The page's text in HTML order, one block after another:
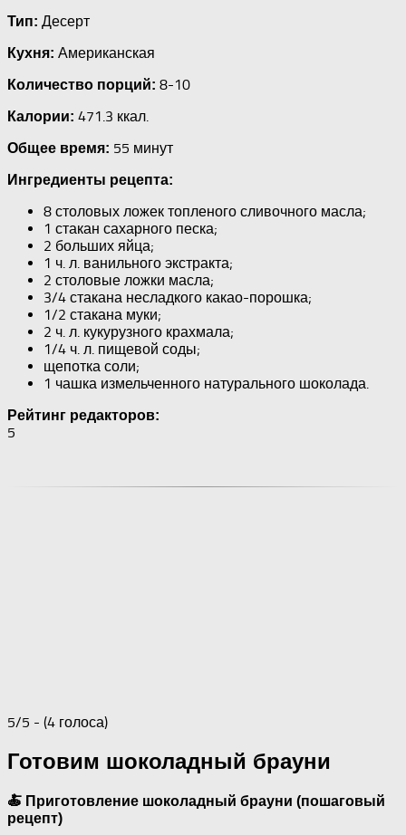
Тип: Десерт
Кухня: Американская
Количество порций: 8-10
Калории: 471.3 ккал.
Общее время: 55 минут
Ингредиенты рецепта:
8 столовых ложек топленого сливочного масла;
1 стакан сахарного песка;
2 больших яйца;
1 ч. л. ванильного экстракта;
2 столовые ложки масла;
3/4 стакана несладкого какао-порошка;
1/2 стакана муки;
2 ч. л. кукурузного крахмала;
1/4 ч. л. пищевой соды;
щепотка соли;
1 чашка измельченного натурального шоколада.
Рейтинг редакторов:
5
5/5 - (4 голоса)
Готовим шоколадный брауни
🍝 Приготовление шоколадный брауни (пошаговый
рецепт)